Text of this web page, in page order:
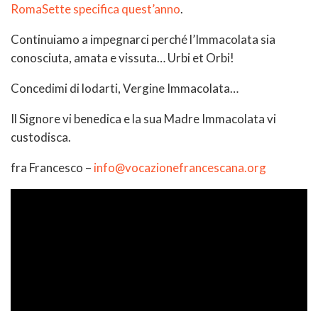
RomaSette specifica quest’anno.
Continuiamo a impegnarci perché l’Immacolata sia
conosciuta, amata e vissuta… Urbi et Orbi!
Concedimi di lodarti, Vergine Immacolata…
Il Signore vi benedica e la sua Madre Immacolata vi
custodisca.
fra Francesco – info@vocazionefrancescana.org